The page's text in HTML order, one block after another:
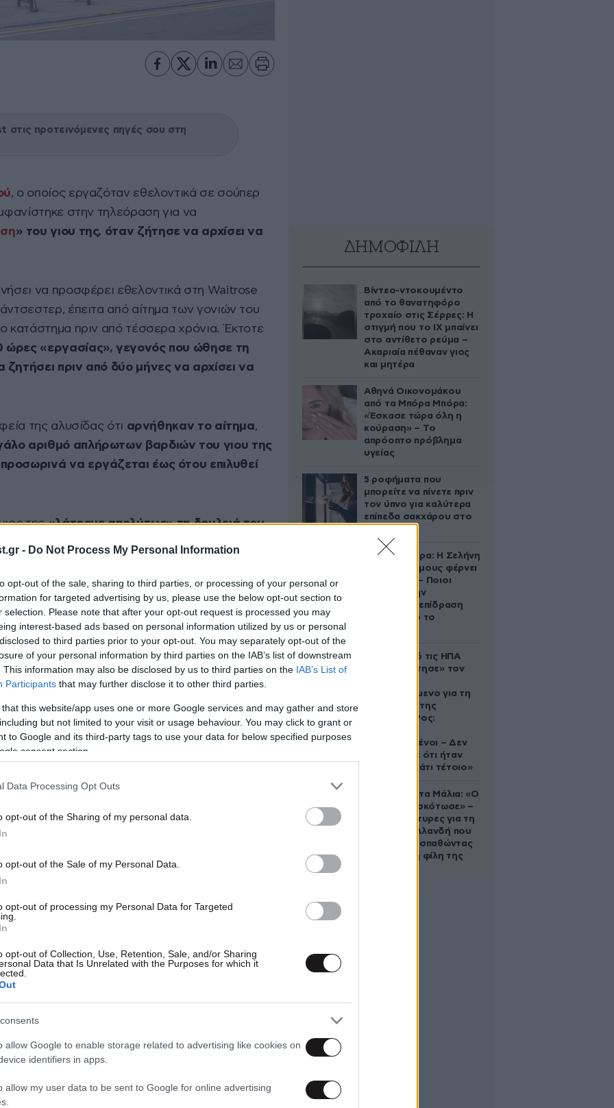
- Do Not Process My Personal Information
opt-out of the sale, sharing to third parties, or processing of your personal or
for targeted advertising by us, please use the below opt-out section to
selection. Please note that after your opt-out request is processed you may
interest-based ads based on personal information utilized by us or personal
to third parties prior to your opt-out. You may separately opt-out of the
of your personal information by third parties on the IAB’s list of downstream
This information may also be disclosed by us to third parties on the IAB’s List of
Participants that may further disclose it to other third parties.
that this website/app uses one or more Google services and may gather and store
but not limited to your visit or usage behaviour. You may click to grant or
to Google and its third-party tags to use your data for below specified purposes
consent section.
Data Processing Opt Outs
opt-out of the Sharing of my personal data.
opt-out of the Sale of my Personal Data.
opt-out of processing my Personal Data for Targeted
opt-out of Collection, Use, Retention, Sale, and/or Sharing
Data that Is Unrelated with the Purposes for which it
allow Google to enable storage related to advertising like cookies on
identifiers in apps.
allow my user data to be sent to Google for online advertising
στις προτεινόμενες πηγές σου στη
, ο οποίος εργαζόταν εθελοντικά σε σούπερ
στην τηλεόραση για να
» του γιου της, όταν ζήτησε να αρχίσει να
να προσφέρει εθελοντικά στη Waitrose
έπειτα από αίτημα των γονιών του
κατάστημα πριν από τέσσερα χρόνια. Έκτοτε
ώρες «εργασίας», γεγονός που ώθησε τη
πριν από δύο μήνες να αρχίσει να
της αλυσίδας ότι αρνήθηκαν το αίτημα,
αριθμό απλήρωτων βαρδιών του γιου της
να εργάζεται έως ότου επιλυθεί
της«λάτρευε απολύτως» τη δουλειά του
ότι το κατάστημα είχε κλείσει για
από την αλήθεια ότι δεν
δήλωσε: «Ξεκίνησε στη Waitrose επειδή
του κολλεγίου. Άρχισε με μία ώρα την
βελτιωνόταν και εξοικειωνόταν με το
όταν τελείωσε το κολλέγιο, ζητήσαμε να
έγινε δεκτό. Επειδή όλα λειτουργούσαν
υπήρχε η δυνατότητα για αμειβόμενη
ΔΗΜΟΦΙΛΗ
Βίντεο-ντοκουμέντο
από το θανατηφόρο
τροχαίο στις Σέρρες: Η
στιγμή που το ΙΧ μπαίνει
στο αντίθετο ρεύμα –
Ακαριαία πέθαναν γιος
και μητέρα
Αθηνά Οικονομάκου
από τα Μπόρα Μπόρα:
«Έσκασε τώρα όλη η
κούραση» – Το
απρόοπτο πρόβλημα
υγείας
5 ροφήματα που
μπορείτε να πίνετε πριν
τον ύπνο για καλύτερα
επίπεδα σακχάρου στο
Ζώδια σήμερα: Η Σελήνη
στους Διδύμους φέρνει
ανατροπές – Ποιοι
δέχονται την
ευεργετική επίδραση
του Δία από το
Ζευγάρι από τις ΗΠΑ
που «υιοθέτησε» τον
κατηγορούμενο για τη
δολοφονία της
Ελίζαμπεθ Ρος:
συντετριμμένοι – Δεν
έδειξε ποτέ ότι ήταν
ικανός για κάτι τέτοιο»
Τραγωδία στα Μάλια: «Ο
πανικός τη σκότωσε» –
Τι λένε μάρτυρες για τη
42χρονη Ολλανδή που
πνίγηκε προσπαθώντας
να σώσει τη φίλη της